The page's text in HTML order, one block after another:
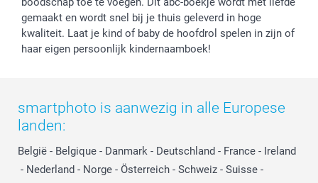
gemaakt en wordt snel bij je thuis geleverd in hoge
kwaliteit. Laat je kind of baby de hoofdrol spelen in zijn of
haar eigen persoonlijk kindernaamboek!
smartphoto is aanwezig in alle Europese
landen:
België - Belgique - Danmark - Deutschland - France - Ireland
- Nederland - Norge - Österreich - Schweiz - Suisse -